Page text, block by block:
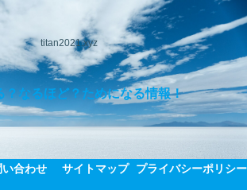
titan2021.xyz
？なるほど？ためになる情報！
い合わせ サイトマップ プライバシーポリシー